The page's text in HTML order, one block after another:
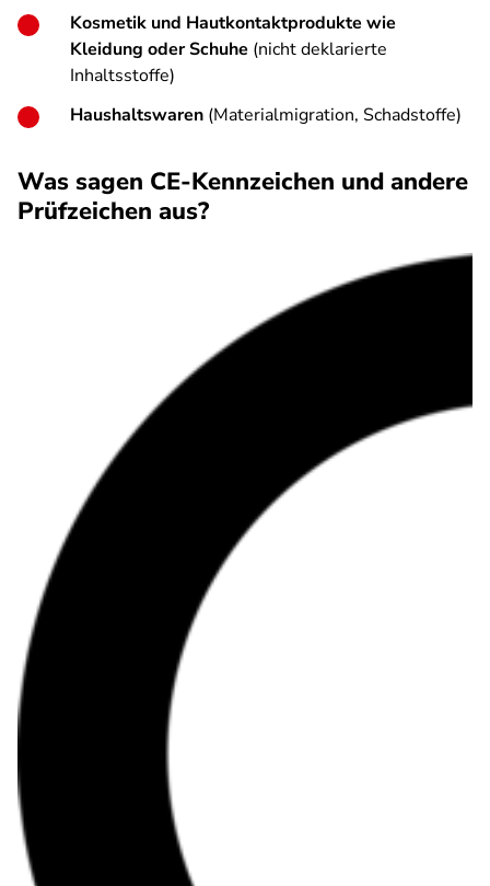
Kosmetik und Hautkontaktprodukte wie
Kleidung oder Schuhe (nicht deklarierte
Inhaltsstoffe)
Haushaltswaren (Materialmigration, Schadstoffe)
Was sagen CE-Kennzeichen und andere
Prüfzeichen aus?